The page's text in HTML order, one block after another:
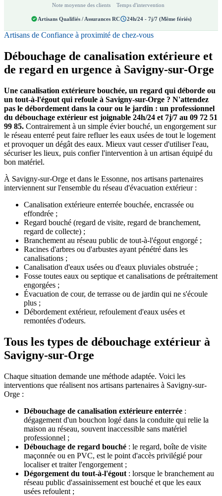
Note moyenne des clients Temps d'intervention
Artisans Qualifiés / Assurances RC 24h/24 - 7j/7 (Même fériés)
Artisans de Confiance à proximité de chez-vous
Débouchage de canalisation extérieure et
de regard en urgence à Savigny-sur-Orge
Une canalisation extérieure bouchée, un regard qui déborde ou
un tout-à-l'égout qui refoule à Savigny-sur-Orge ? N'attendez
pas le débordement dans la cour ou le jardin : un professionnel
du débouchage extérieur est joignable 24h/24 et 7j/7 au 09 72 51
99 85. Contrairement à un simple évier bouché, un engorgement sur
le réseau enterré peut faire refluer les eaux usées de tout le logement
et provoquer un dégât des eaux. Mieux vaut cesser d'utiliser l'eau,
sécuriser les lieux, puis confier l'intervention à un artisan équipé du
bon matériel.
À Savigny-sur-Orge et dans le Essonne, nos artisans partenaires
interviennent sur l'ensemble du réseau d'évacuation extérieur :
Canalisation extérieure enterrée bouchée, encrassée ou
effondrée ;
Regard bouché (regard de visite, regard de branchement,
regard de collecte) ;
Branchement au réseau public de tout-à-l'égout engorgé ;
Racines d'arbres ou d'arbustes ayant pénétré dans les
canalisations ;
Canalisation d'eaux usées ou d'eaux pluviales obstruée ;
Fosse toutes eaux ou septique et canalisations de prétraitement
engorgées ;
Évacuation de cour, de terrasse ou de jardin qui ne s'écoule
plus ;
Débordement extérieur, refoulement d'eaux usées et
remontées d'odeurs.
Tous les types de débouchage extérieur à
Savigny-sur-Orge
Chaque situation demande une méthode adaptée. Voici les
interventions que réalisent nos artisans partenaires à Savigny-sur-
Orge :
Débouchage de canalisation extérieure enterrée :
dégagement d'un bouchon logé dans la conduite qui relie la
maison au réseau, souvent inaccessible sans matériel
professionnel ;
Débouchage de regard bouché : le regard, boîte de visite
maçonnée ou en PVC, est le point d'accès privilégié pour
localiser et traiter l'engorgement ;
Dégorgement du tout-à-l'égout : lorsque le branchement au
réseau public d'assainissement est bouché et que les eaux
usées refoulent ;